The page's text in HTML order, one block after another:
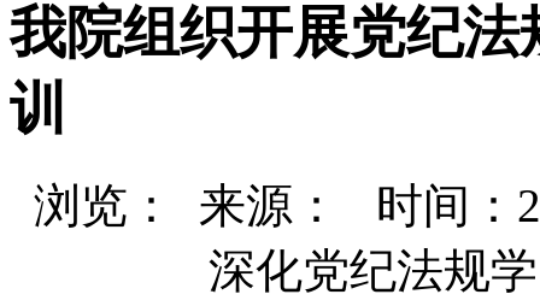
我院组织开展党纪
训
浏览：
来源： 时间：
深化党纪法规